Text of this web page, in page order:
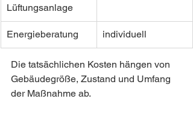
Lüftungsanlage
Energieberatung individuell
Die tatsächlichen Kosten hängen von
Gebäudegröße, Zustand und Umfang
der Maßnahme ab.